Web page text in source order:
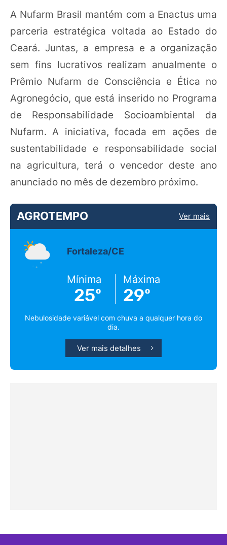
A Nufarm Brasil mantém com a Enactus uma
parceria estratégica voltada ao Estado do
Ceará. Juntas, a empresa e a organização
sem fins lucrativos realizam anualmente o
Prêmio Nufarm de Consciência e Ética no
Agronegócio, que está inserido no Programa
de Responsabilidade Socioambiental da
Nufarm. A iniciativa, focada em ações de
sustentabilidade e responsabilidade social
na agricultura, terá o vencedor deste ano
anunciado no mês de dezembro próximo.
AGROTEMPO Ver mais
Fortaleza/CE
Mínima
25º
Máxima
29º
Nebulosidade variável com chuva a qualquer hora do
dia.
Ver mais detalhes